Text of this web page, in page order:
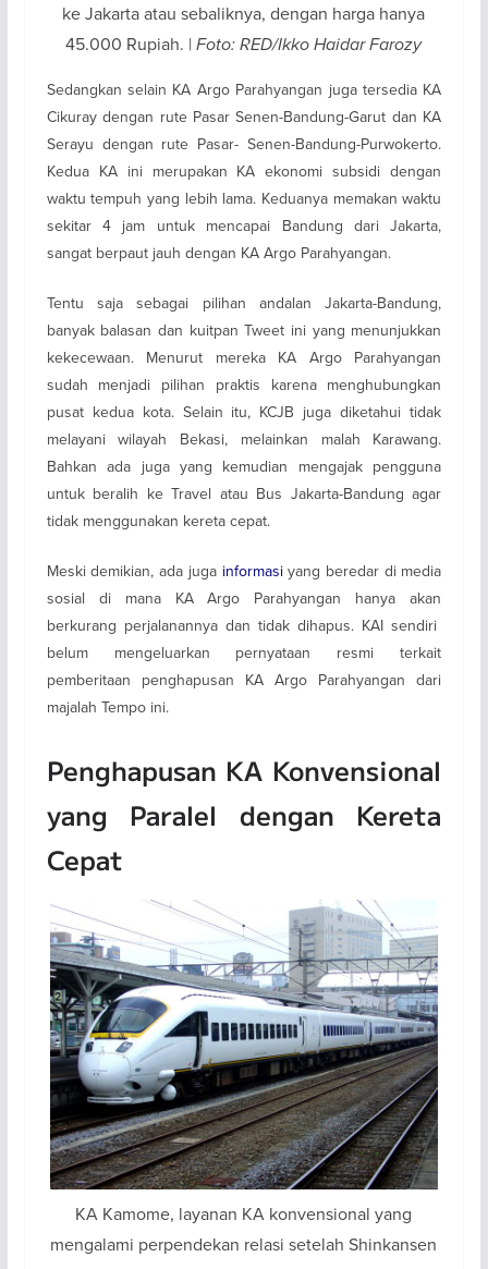
ke Jakarta atau sebaliknya, dengan harga hanya
45.000 Rupiah. | Foto: RED/Ikko Haidar Farozy
Sedangkan selain KA Argo Parahyangan juga tersedia KA
Cikuray dengan rute Pasar Senen-Bandung-Garut dan KA
Serayu dengan rute Pasar- Senen-Bandung-Purwokerto.
Kedua KA ini merupakan KA ekonomi subsidi dengan
waktu tempuh yang lebih lama. Keduanya memakan waktu
sekitar 4 jam untuk mencapai Bandung dari Jakarta,
sangat berpaut jauh dengan KA Argo Parahyangan.
Tentu saja sebagai pilihan andalan Jakarta-Bandung,
banyak balasan dan kuitpan Tweet ini yang menunjukkan
kekecewaan. Menurut mereka KA Argo Parahyangan
sudah menjadi pilihan praktis karena menghubungkan
pusat kedua kota. Selain itu, KCJB juga diketahui tidak
melayani wilayah Bekasi, melainkan malah Karawang.
Bahkan ada juga yang kemudian mengajak pengguna
untuk beralih ke Travel atau Bus Jakarta-Bandung agar
tidak menggunakan kereta cepat.
Meski demikian, ada juga informasiyang beredar di media
sosial di mana KA Argo Parahyangan hanya akan
berkurang perjalanannya dan tidak dihapus. KAI sendiri
belum mengeluarkan pernyataan resmi terkait
pemberitaan penghapusan KA Argo Parahyangan dari
majalah Tempo ini.
Penghapusan KA Konvensional
yang Paralel dengan Kereta
Cepat
KA Kamome, layanan KA konvensional yang
mengalami perpendekan relasi setelah Shinkansen